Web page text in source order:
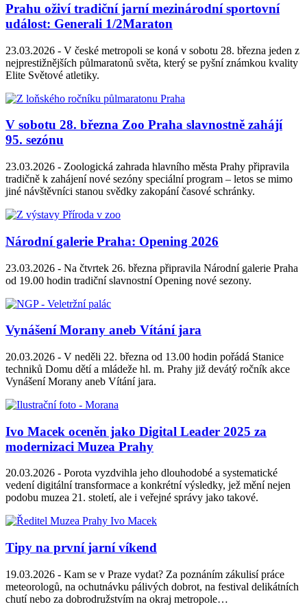
Prahu oživí tradiční jarní mezinárodní sportovní
událost: Generali 1/2Maraton
23.03.2026 - V české metropoli se koná v sobotu 28. března jeden z
nejprestižnějších půlmaratonů světa, který se pyšní známkou kvality
Elite Světové atletiky.
V sobotu 28. března Zoo Praha slavnostně zahájí
95. sezónu
23.03.2026 - Zoologická zahrada hlavního města Prahy připravila
tradičně k zahájení nové sezóny speciální program – letos se mimo
jiné návštěvníci stanou svědky zakopání časové schránky.
Národní galerie Praha: Opening 2026
23.03.2026 - Na čtvrtek 26. března připravila Národní galerie Praha
od 19.00 hodin tradiční slavnostní Opening nové sezony.
Vynášení Morany aneb Vítání jara
20.03.2026 - V neděli 22. března od 13.00 hodin pořádá Stanice
techniků Domu dětí a mládeže hl. m. Prahy již devátý ročník akce
Vynášení Morany aneb Vítání jara.
Ivo Macek oceněn jako Digital Leader 2025 za
modernizaci Muzea Prahy
20.03.2026 - Porota vyzdvihla jeho dlouhodobé a systematické
vedení digitální transformace a konkrétní výsledky, jež mění nejen
podobu muzea 21. století, ale i veřejné správy jako takové.
Tipy na první jarní víkend
19.03.2026 - Kam se v Praze vydat? Za poznáním zákulisí práce
meteorologů, na ochutnávku pálivých dobrot, na festival delikátních
chutí nebo za dobrodružstvím na okraj metropole…